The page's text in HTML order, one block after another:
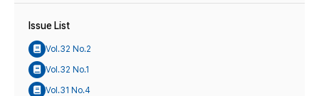
Issue List
Vol.32 No.2
Vol.32 No.1
Vol.31 No.4